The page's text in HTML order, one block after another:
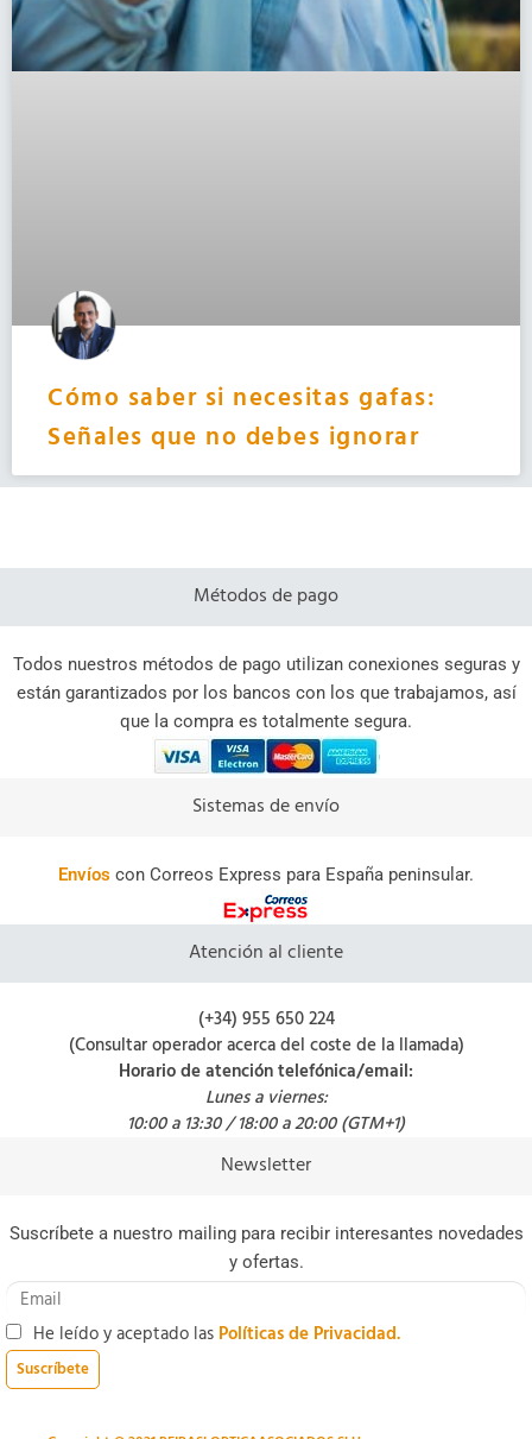
Cómo saber si necesitas gafas:
Señales que no debes ignorar
Métodos de pago
Todos nuestros métodos de pago utilizan conexiones seguras y
están garantizados por los bancos con los que trabajamos, así
que la compra es totalmente segura.
Sistemas de envío
Envíos con Correos Express para España peninsular.
Atención al cliente
(+34) 955 650 224
(Consultar operador acerca del coste de la llamada)
Horario de atención telefónica/email:
Lunes a viernes:
10:00 a 13:30 / 18:00 a 20:00 (GTM+1)
Newsletter
Suscríbete a nuestro mailing para recibir interesantes novedades
y ofertas.
He leído y aceptado las Políticas de Privacidad.
Suscríbete